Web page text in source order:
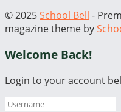
© 2025School Bell -
magazine theme by
Welcome Back!
Login to your account